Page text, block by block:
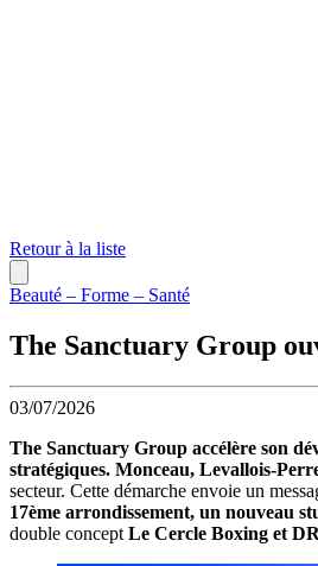
Retour à la liste
Beauté – Forme – Santé
The Sanctuary Group
03/07/2026
The Sanctuary Group accélère son
stratégiques. Monceau, Levallois-
secteur. Cette démarche envoie un
17ème arrondissement, un nouveau
double concept Le Cercle Boxing et